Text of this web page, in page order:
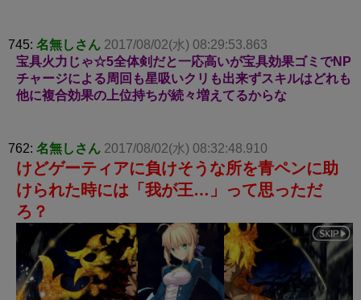
745: 名無しさん 2017/08/02(水) 08:29:53.863
宝具火力じゃ☆5全体剣だと一応高いが宝具効果ゴミでNP
チャージによる周回も星吸いクリも出来ずスキルはどれも
他に複合効果の上位持ちが続々増えてるからな
762: 名無しさん 2017/08/02(水) 08:32:48.910
けどゲーティアに負けそうな所を青ペンに助
けられた時には「我が王…」って思っただ
ろ？